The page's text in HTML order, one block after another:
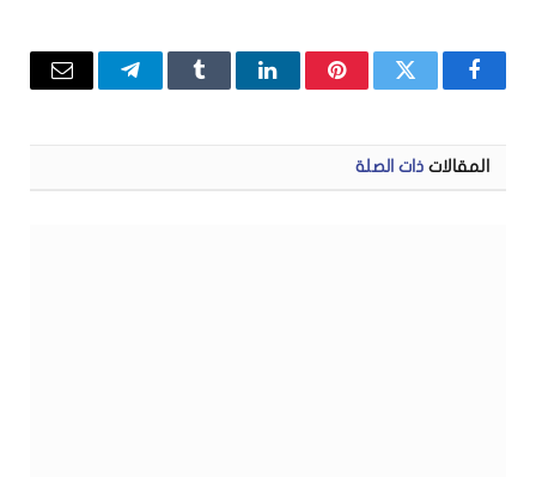
فيسبوكتويتر بينتيريستلينكدإنTumblrتيلقرامالبريد
المقالات ذات الصلة